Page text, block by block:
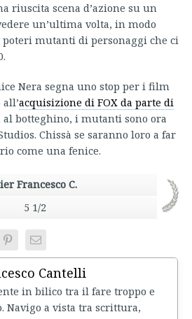
riuscita scena d’azione su un
un’ultima volta, in modo
poteri mutanti di personaggi che ci
Nera segna uno stop per i film
acquisizione di FOX da parte di
botteghino, i mutanti sono ora
Chissà se saranno loro a far
come una fenice.
Francesco C.
5 1/2
PinterestEmail
Cantelli
in bilico tra il fare troppo e
Navigo a vista tra scrittura,